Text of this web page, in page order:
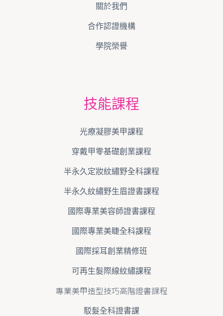
關於我們
合作認證機構
學院榮譽
技能課程
光療凝膠美甲課程
穿戴甲零基礎創業課程
半永久定妝紋繡野全科課程
半永久紋繡野生眉證書課程
國際專業美容師證書課程
國際專業美睫全科課程
國際採耳創業精修班
可再生髮際線紋繡課程
專業美甲造型技巧高階證書課程
駁髮全科證書課